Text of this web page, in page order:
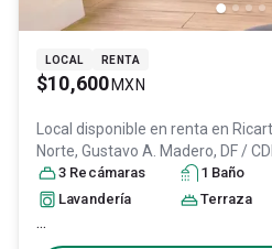
LOCAL RENTA
$10,600 MXN
Local disponible en renta en
Norte, Gustavo A. Madero, DF /
31601322
3 Recámaras 1 Baño
Lavandería Terraza
...